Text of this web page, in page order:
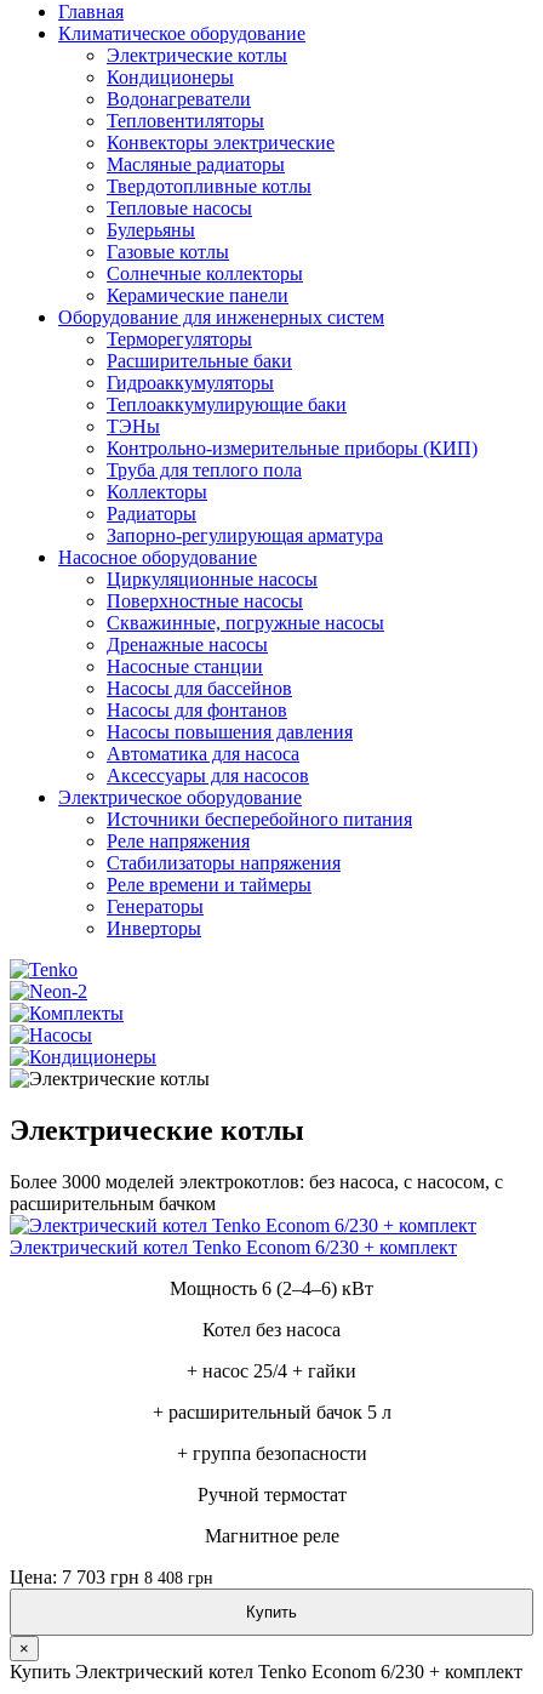
Главная
Климатическое оборудование
Электрические котлы
Кондиционеры
Водонагреватели
Тепловентиляторы
Конвекторы электрические
Масляные радиаторы
Твердотопливные котлы
Тепловые насосы
Булерьяны
Газовые котлы
Солнечные коллекторы
Керамические панели
Оборудование для инженерных систем
Терморегуляторы
Расширительные баки
Гидроаккумуляторы
Теплоаккумулирующие баки
ТЭНы
Контрольно-измерительные приборы (КИП)
Труба для теплого пола
Коллекторы
Радиаторы
Запорно-регулирующая арматура
Насосное оборудование
Циркуляционные насосы
Поверхностные насосы
Скважинные, погружные насосы
Дренажные насосы
Насосные станции
Насосы для бассейнов
Насосы для фонтанов
Насосы повышения давления
Автоматика для насоса
Аксессуары для насосов
Электрическое оборудование
Источники бесперебойного питания
Реле напряжения
Стабилизаторы напряжения
Реле времени и таймеры
Генераторы
Инверторы
Электрические котлы
Более 3000 моделей электрокотлов: без насоса, с насосом, с
расширительным бачком
Электрический котел Tenko Econom 6/230 + комплект
Мощность 6 (2–4–6) кВт
Котел без насоса
+ насос 25/4 + гайки
+ расширительный бачок 5 л
+ группа безопасности
Ручной термостат
Магнитное реле
Цена: 7 703 грн 8 408 грн
Купить
×
Купить Электрический котел Tenko Econom 6/230 + комплект